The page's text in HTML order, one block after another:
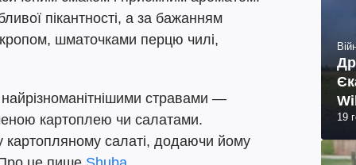
пікантності, а за бажанням
шматочками перцю чилі,
найрізноманітнішими стравами —
картоплею чи салатами.
салаті, додаючи йому
19